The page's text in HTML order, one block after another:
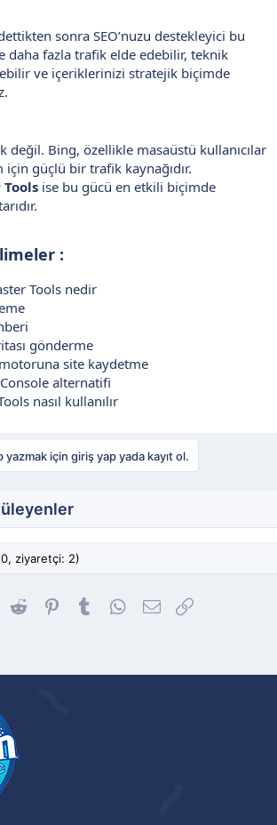
sonra SEO’nuzu destekleyici bu
daha fazla trafik elde edebilir, teknik
ve içeriklerinizi stratejik biçimde
değil. Bing, özellikle masaüstü kullanıcılar
güçlü bir trafik kaynağıdır.
ise bu gücü en etkili biçimde
:​
Tools nedir
gönderme
site kaydetme
alternatifi
nasıl kullanılır
yazmak için giriş yap yada kayıt ol.
0, ziyaretçi: 2)
X (Twitter)
Reddit Pinterest
Tumblr WhatsApp
E-posta